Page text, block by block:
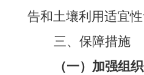
告和土壤利用适宜性
三、保障措施
（一）加强组织